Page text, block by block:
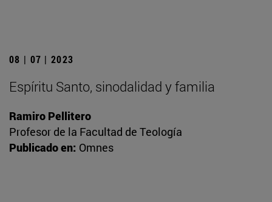
08 | 07 | 2023
Espíritu Santo, sinodalidad y familia
Ramiro Pellitero
Profesor de la Facultad de Teología
Publicado en: Omnes